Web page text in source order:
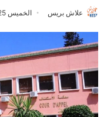
علاش بريس الخميس 25 نوفمبر 2021